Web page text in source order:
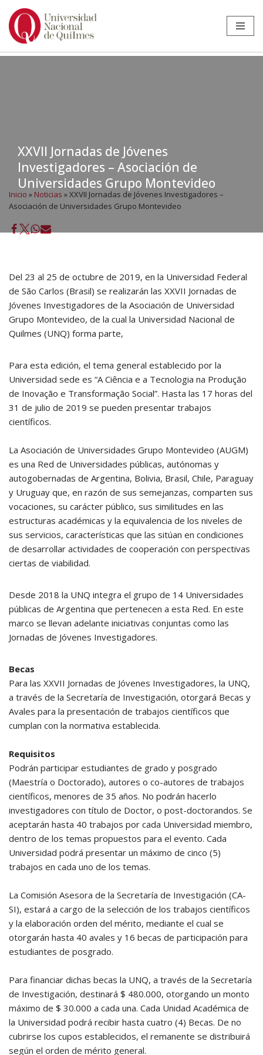
Ir
XXVII Jornadas de Jóvenes
Investigadores – Asociación de
Universidades Grupo Montevideo
Inicio » Noticias »XXVII Jornadas de Jóvenes Investigadores –
Asociación de Universidades Grupo Montevideo
Del 23 al 25 de octubre de 2019, en la Universidad Federal
de São Carlos (Brasil) se realizarán las XXVII Jornadas de
Jóvenes Investigadores de la Asociación de Universidad
Grupo Montevideo, de la cual la Universidad Nacional de
Quilmes (UNQ) forma parte,
Para esta edición, el tema general establecido por la
Universidad sede es “A Ciência e a Tecnologia na Produção
de Inovação e Transformação Social”. Hasta las 17 horas del
31 de julio de 2019 se pueden presentar trabajos
científicos.
La Asociación de Universidades Grupo Montevideo (AUGM)
es una Red de Universidades públicas, autónomas y
autogobernadas de Argentina, Bolivia, Brasil, Chile, Paraguay
y Uruguay que, en razón de sus semejanzas, comparten sus
vocaciones, su carácter público, sus similitudes en las
estructuras académicas y la equivalencia de los niveles de
sus servicios, características que las sitúan en condiciones
de desarrollar actividades de cooperación con perspectivas
ciertas de viabilidad.
Desde 2018 la UNQ integra el grupo de 14 Universidades
públicas de Argentina que pertenecen a esta Red. En este
marco se llevan adelante iniciativas conjuntas como las
Jornadas de Jóvenes Investigadores.
Becas
Para las XXVII Jornadas de Jóvenes Investigadores, la UNQ,
a través de la Secretaría de Investigación, otorgará Becas y
Avales para la presentación de trabajos científicos que
cumplan con la normativa establecida.
Requisitos
Podrán participar estudiantes de grado y posgrado
(Maestría o Doctorado), autores o co-autores de trabajos
científicos, menores de 35 años. No podrán hacerlo
investigadores con título de Doctor, o post-doctorandos. Se
aceptarán hasta 40 trabajos por cada Universidad miembro,
dentro de los temas propuestos para el evento. Cada
Universidad podrá presentar un máximo de cinco (5)
trabajos en cada uno de los temas.
La Comisión Asesora de la Secretaría de Investigación (CA-
SI), estará a cargo de la selección de los trabajos científicos
y la elaboración orden del mérito, mediante el cual se
otorgarán hasta 40 avales y 16 becas de participación para
estudiantes de posgrado.
Para financiar dichas becas la UNQ, a través de la Secretaría
de Investigación, destinará $ 480.000, otorgando un monto
máximo de $ 30.000 a cada una. Cada Unidad Académica de
la Universidad podrá recibir hasta cuatro (4) Becas. De no
cubrirse los cupos establecidos, el remanente se distribuirá
según el orden de mérito general.